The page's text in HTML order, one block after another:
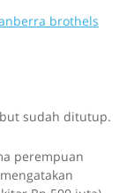
brothels
sudah ditutup.
perempuan